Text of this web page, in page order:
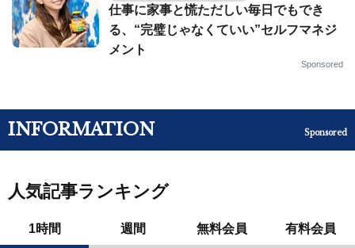
仕事に家事と慌ただしい毎日でもでき
る、“完璧じゃなくていい”セルフマネジ
メント
Sponsored
INFORMATION Sponsored
人気記事ランキング
1時間 週間 無料会員 有料会員